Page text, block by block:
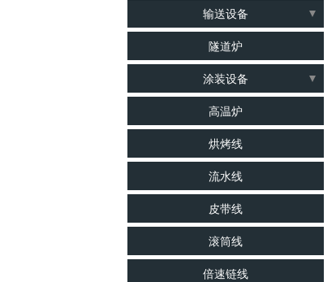
食品烤箱
锂电池烤箱
二次硫化烤箱
电子行业烤箱
蒸汽烤箱
烘干箱
电烤箱
光学、眼镜行业烤箱
梅子、果类、饼干行业烘箱
光电LED行业烤箱
输送设备
流水线
皮带线
爬坡线
倍速链线
组装生产线
滚筒线
输送线
输送机
包装线
隧道炉
涂装设备
涂装线
UV固化炉
悬挂链
水帘柜
清洗线
印刷烘干线
高温炉
烘烤线
流水线
皮带线
滚筒线
倍速链线